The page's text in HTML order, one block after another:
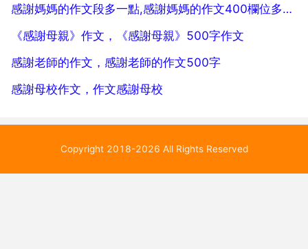
感謝媽媽的作文段多一點,感謝媽媽的作文400欄位多一點
《感謝母親》作文，《感謝母親》500字作文
感謝老師的作文，感謝老師的作文500字
感謝母校作文，作文感謝母校
Copyright 2018-2026 All Rights Reserved